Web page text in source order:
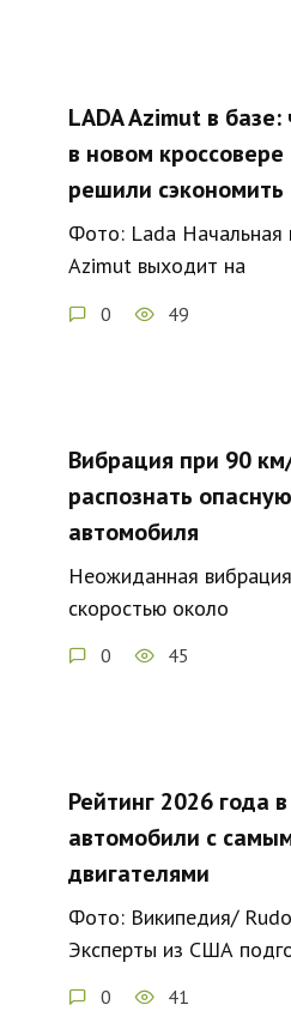
LADA Azimut в базе:
в новом
решили сэкономить
Фото: Lada Начальная
Azimut выходит на
0 49
Вибрация при 90
распознать
автомобиля
Неожиданная
скоростью около
0 45
Рейтинг 2026 года
автомобили с
двигателями
Фото: Википедия/
Эксперты из США
0 41